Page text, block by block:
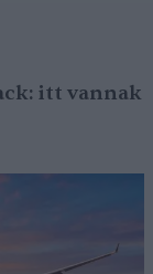
itt vannak